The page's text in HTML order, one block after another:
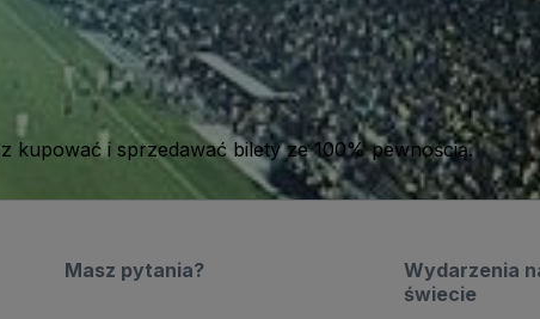
kupować i sprzedawać bilety ze 100% pewnością.
Wydarzenia
świecie
Masz pytania?